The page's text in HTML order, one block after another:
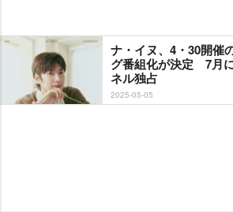
ナ・イヌ、4・30開催
グ番組化が決定 7月
ネル独占
2025-05-05